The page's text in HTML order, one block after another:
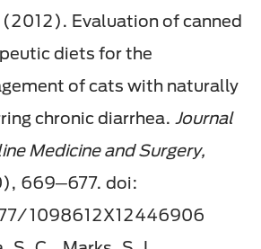
(2012). Evaluation of canned
diets for the
of cats with naturally
chronic diarrhea. Journal
Medicine and Surgery,
669─677. doi:
1098612X12446906